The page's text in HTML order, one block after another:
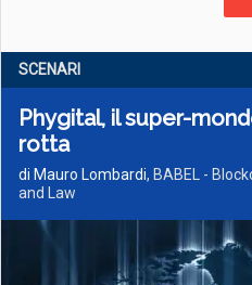
SCENARI
Phygital, il super-
rotta
di Mauro Lombardi, BABEL -
and Law